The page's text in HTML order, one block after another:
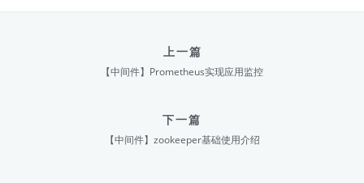
上一篇
【中间件】Prometheus实现应用监控
下一篇
【中间件】zookeeper基础使用介绍